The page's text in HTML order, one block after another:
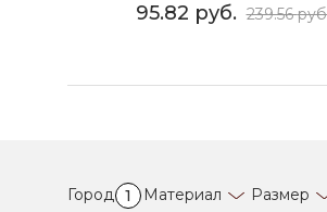
95.82 руб. 239.56
Город 1 Материал Размер